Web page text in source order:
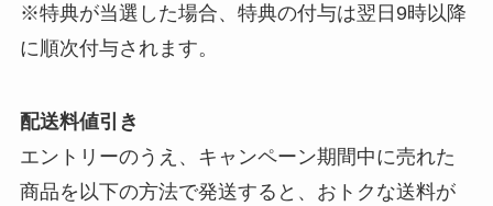
※特典が当選した場合、特典の付与は翌日9時以降
に順次付与されます。
配送料値引き
エントリーのうえ、キャンペーン期間中に売れた
商品を以下の方法で発送すると、おトクな送料が